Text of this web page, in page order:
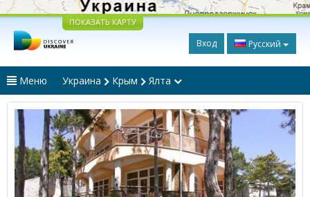
ПОКАЗАТЬ КАРТУ
Вход Русский
Меню Украина Крым Ялта